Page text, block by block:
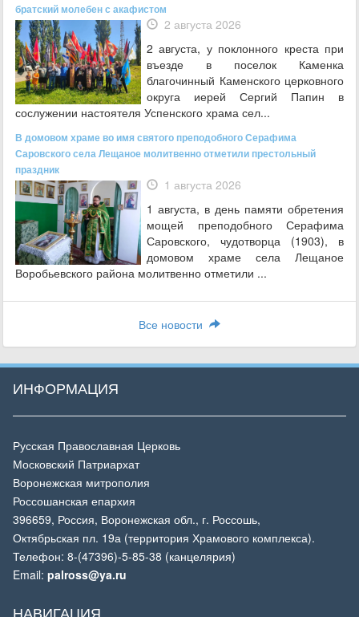
братский молебен с акафистом
2 августа 2026
2 августа, у поклонного креста при
въезде в поселок Каменка
благочинный Каменского церковного
округа иерей Сергий Папин в
сослужении настоятеля Успенского храма сел...
В домовом храме во имя святого преподобного Серафима
Саровского села Лещаное молитвенно отметили престольный
праздник
1 августа 2026
1 августа, в день памяти обретения
мощей преподобного Серафима
Саровского, чудотворца (1903), в
домовом храме села Лещаное
Воробьевского района молитвенно отметили ...
Все новости
ИНФОРМАЦИЯ
Русская Православная Церковь
Московский Патриархат
Воронежская митрополия
Россошанская епархия
396659, Россия, Воронежская обл., г. Россошь,
Октябрьская пл. 19а (территория Храмового комплекса).
Телефон: 8-(47396)-5-85-38 (канцелярия)
Email: palross@ya.ru
НАВИГАЦИЯ